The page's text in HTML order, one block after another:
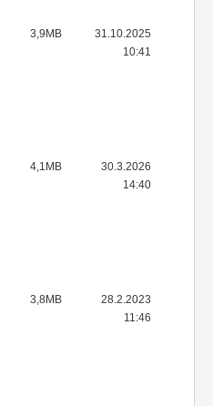
3,9MB
31.10.2025
10:41
4,1MB
30.3.2026
14:40
3,8MB
28.2.2023
11:46